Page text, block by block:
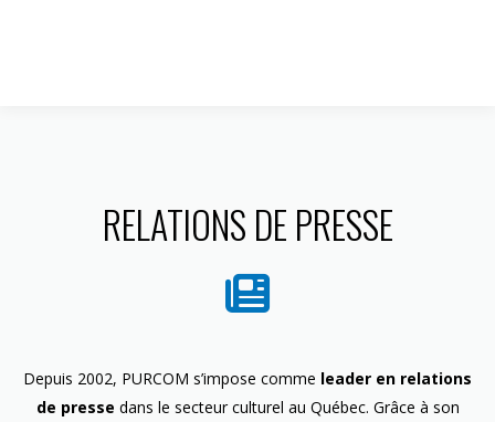
RELATIONS DE PRESSE
Depuis 2002, PURCOM s’impose comme leader en relations
de presse dans le secteur culturel au Québec. Grâce à son